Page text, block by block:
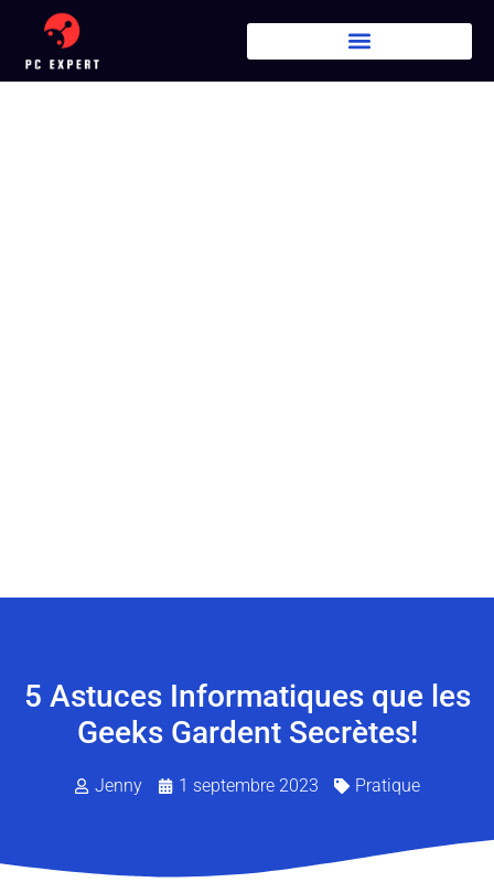
5 Astuces Informatiques que les
Geeks Gardent Secrètes!
Jenny 1 septembre 2023 Pratique